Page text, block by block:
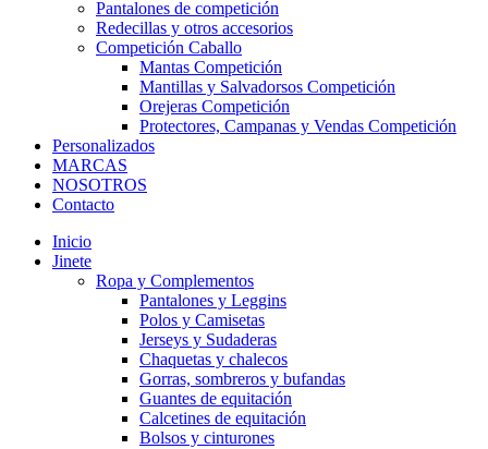
Pantalones de competición
Redecillas y otros accesorios
Competición Caballo
Mantas Competición
Mantillas y Salvadorsos Competición
Orejeras Competición
Protectores, Campanas y Vendas Competición
Personalizados
MARCAS
NOSOTROS
Contacto
Inicio
Jinete
Ropa y Complementos
Pantalones y Leggins
Polos y Camisetas
Jerseys y Sudaderas
Chaquetas y chalecos
Gorras, sombreros y bufandas
Guantes de equitación
Calcetines de equitación
Bolsos y cinturones